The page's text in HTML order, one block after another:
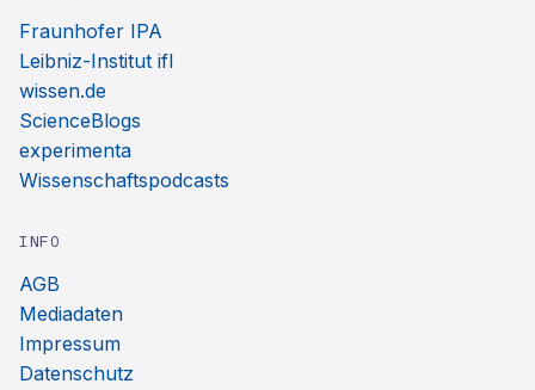
Fraunhofer IPA
Leibniz-Institut ifl
wissen.de
ScienceBlogs
experimenta
Wissenschaftspodcasts
INFO
AGB
Mediadaten
Impressum
Datenschutz